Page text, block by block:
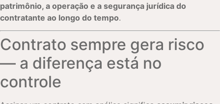
patrimônio, a operação e a segurança jurídica do
contratante ao longo do tempo.
Contrato sempre gera risco
— a diferença está no
controle